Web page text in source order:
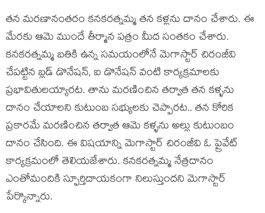
త‌న మ‌ర‌ణానంత‌రం క‌న‌క‌ర‌త్నమ్మ త‌న క‌ళ్ల‌ను దానం చేశారు. ఈ
మేర‌కు ఆమె ముందే తీర్మాన ప‌త్రం మీద సంత‌కం చేశారు.
క‌న‌క‌ర‌త్న‌మ్మ బ‌తికి ఉన్న సమయంలోనే మెగాస్టార్ చిరంజీవి
చేపట్టిన బ్లడ్ డొనేషన్, ఐ డొనేషన్ వంటి కార్యక్రమాలకు
ప్రభావితులయ్యారట‌. తాను మరణించిన తర్వాత తన కళ్ళను
దానం చేయాలని కుటుంబ సభ్యులకు చెప్పారట‌.. త‌న‌ కోరిక
ప్ర‌కార‌మే మరణించిన తర్వాత ఆమె కళ్ళను అల్లు కుటుంబం
దానం చేసింది. ఈ విషయాన్ని మెగాస్టార్ చిరంజీవి ఓ ప్రైవేట్
కార్యక్రమంలో తెలియజేశారు. క‌న‌క‌ర‌త్న‌మ్మ‌ నేత్ర‌దానం
ఎంతోమందికి స్ఫూర్తిదాయకంగా నిలుస్తుందని మెగాస్టార్
పేర్కొన్నారు.